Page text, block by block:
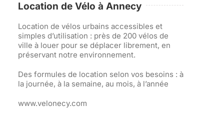
Location de Vélo à Annecy
Location de vélos urbains accessibles et
simples d’utilisation : près de 200 vélos de
ville à louer pour se déplacer librement, en
préservant notre environnement.
Des formules de location selon vos besoins : à
la journée, à la semaine, au mois, à l’année
www.velonecy.com